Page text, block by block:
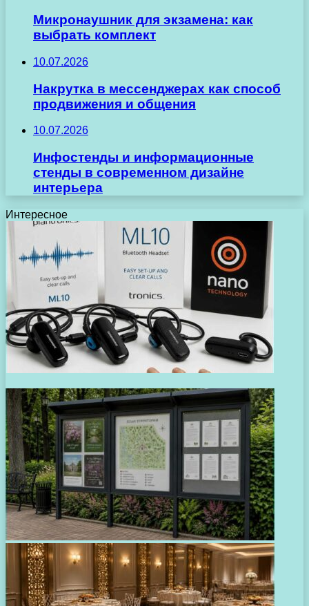
Микронаушник для экзамена: как
выбрать комплект
10.07.2026
Накрутка в мессенджерах как способ
продвижения и общения
10.07.2026
Инфостенды и информационные
стенды в современном дизайне
интерьера
Интересное